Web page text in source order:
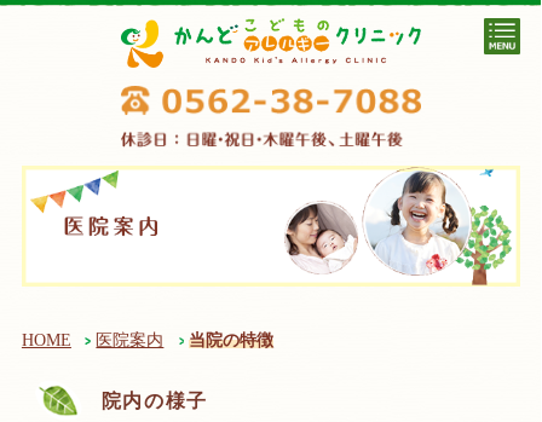
HOME 医院案内 当院の特徴
院内の様子